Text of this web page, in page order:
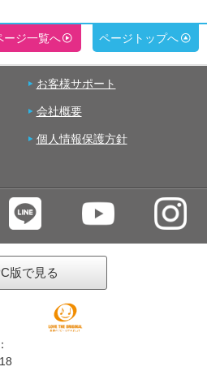
ージ一覧へ ページトップへ
お客様サポート
会社概要
個人情報保護方針
版で見る